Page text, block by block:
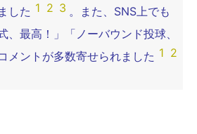
した 1 2 3 。また、SNS上でも
、最高！」「ノーバウンド投球、
メントが多数寄せられました 1 2